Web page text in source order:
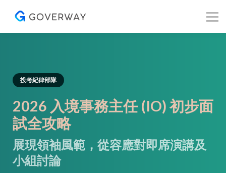
投考紀律部隊
2026 入境事務主任 (IO) 初步面
試全攻略
展現領袖風範，從容應對即席演講及
小組討論